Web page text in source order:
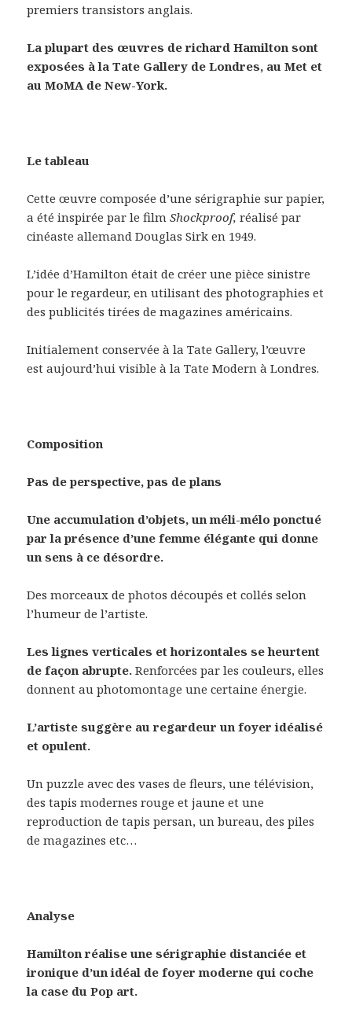
premiers transistors anglais.
La plupart des œuvres de richard Hamilton sont
exposées à la Tate Gallery de Londres, au Met et
au MoMA de New-York.
Le tableau
Cette œuvre composée d’une sérigraphie sur papier,
a été inspirée par le filmShockproof, réalisé par
cinéaste allemand Douglas Sirk en 1949.
L’idée d’Hamilton était de créer une pièce sinistre
pour le regardeur, en utilisant des photographies et
des publicités tirées de magazines américains.
Initialement conservée à la Tate Gallery, l’œuvre
est aujourd’hui visible à la Tate Modern à Londres.
Composition
Pas de perspective, pas de plans
Une accumulation d’objets, un méli-mélo ponctué
par la présence d’une femme élégante qui donne
un sens à ce désordre.
Des morceaux de photos découpés et collés selon
l’humeur de l’artiste.
Les lignes verticales et horizontales se heurtent
de façon abrupte.Renforcées par les couleurs, elles
donnent au photomontage une certaine énergie.
L’artiste suggère au regardeur un foyer idéalisé
et opulent.
Un puzzle avec des vases de fleurs, une télévision,
des tapis modernes rouge et jaune et une
reproduction de tapis persan, un bureau, des piles
de magazines etc…
Analyse
Hamilton réalise une sérigraphie distanciée et
ironique d’un idéal de foyer moderne qui coche
la case du Pop art.